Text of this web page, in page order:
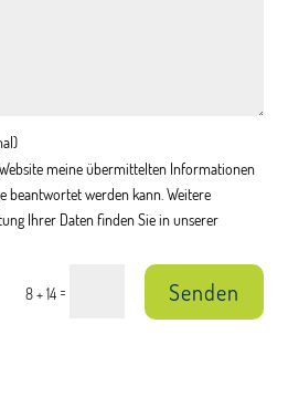
meine übermittelten Informationen
beantwortet werden kann. Weitere
Ihrer Daten finden Sie in unserer
8 + 14 = Senden